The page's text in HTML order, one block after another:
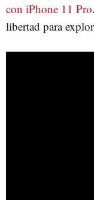
con iPhone 11 Pro
libertad para